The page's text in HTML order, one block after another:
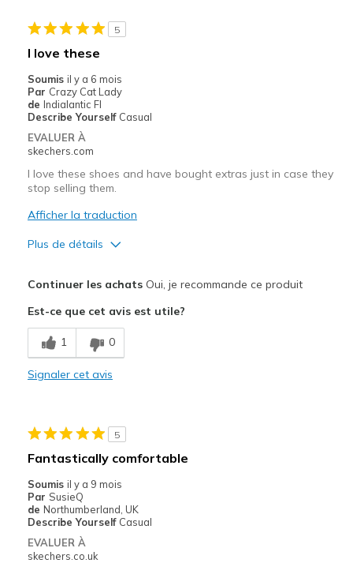
5
I love these
Soumis il y a 6 mois
Par Crazy Cat Lady
de Indialantic Fl
Describe Yourself Casual
EVALUER À
skechers.com
I love these shoes and have bought extras just in case they
stop selling them.
Afficher la traduction
Plus de détails
Breathe Well
Comfortable
Sizing
Feels true to size
View On Shoes
Shoes are for Wearing
Continuer les achatsOui, je recommande ce produit
Est-ce que cet avis est utile?
1 0
Signaler cet avis
5
Fantastically comfortable
Soumis il y a 9 mois
Par SusieQ
de Northumberland, UK
Describe Yourself Casual
EVALUER À
skechers.co.uk